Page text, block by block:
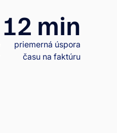
12 min
priemerná úspora
času na faktúru